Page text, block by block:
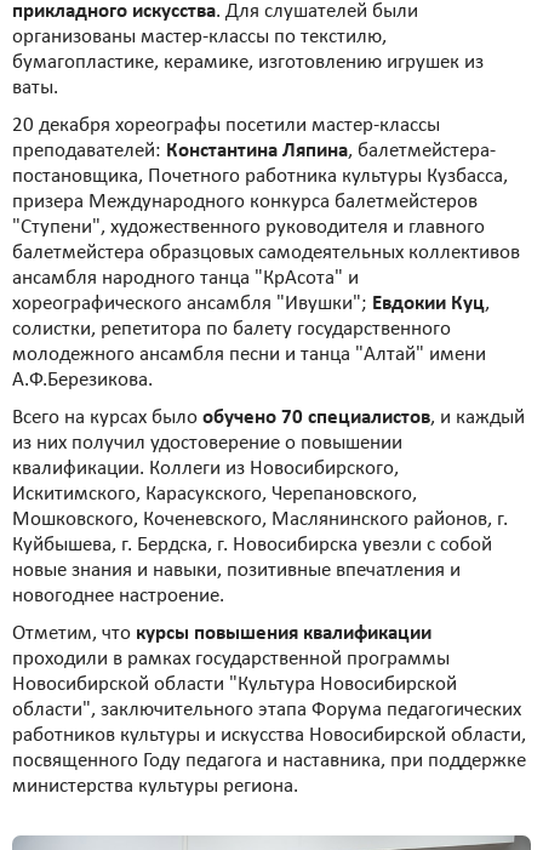
прикладного искусства. Для слушателей были
организованы мастер-классы по текстилю,
бумагопластике, керамике, изготовлению игрушек из
ваты.
20 декабря хореографы посетили мастер-классы
преподавателей: Константина Ляпина, балетмейстера-
постановщика, Почетного работника культуры Кузбасса,
призера Международного конкурса балетмейстеров
"Ступени", художественного руководителя и главного
балетмейстера образцовых самодеятельных коллективов
ансамбля народного танца "КрАсота" и
хореографического ансамбля "Ивушки"; Евдокии Куц,
солистки, репетитора по балету государственного
молодежного ансамбля песни и танца "Алтай" имени
А.Ф.Березикова.
Всего на курсах было обучено 70 специалистов, и каждый
из них получил удостоверение о повышении
квалификации. Коллеги из Новосибирского,
Искитимского, Карасукского, Черепановского,
Мошковского, Коченевского, Маслянинского районов, г.
Куйбышева, г. Бердска, г. Новосибирска увезли с собой
новые знания и навыки, позитивные впечатления и
новогоднее настроение.
Отметим, что курсы повышения квалификации
проходили в рамках государственной программы
Новосибирской области "Культура Новосибирской
области", заключительного этапа Форума педагогических
работников культуры и искусства Новосибирской области,
посвященного Году педагога и наставника, при поддержке
министерства культуры региона.